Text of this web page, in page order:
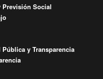
Previsión Social
y Transparencia